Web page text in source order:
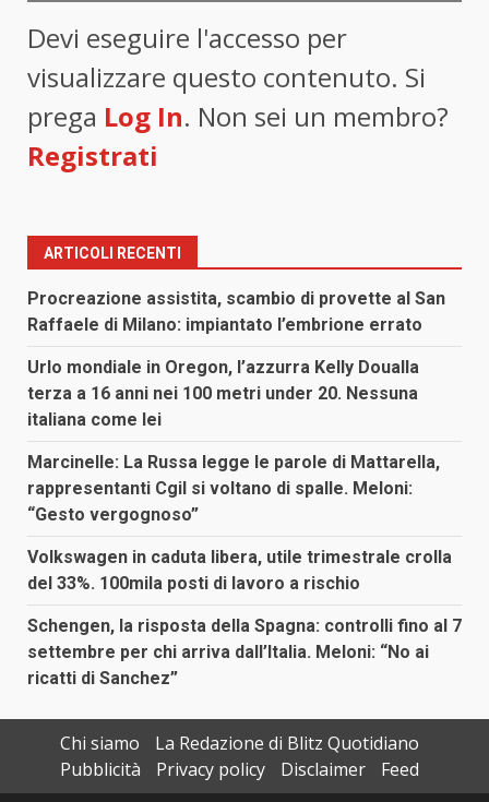
Devi eseguire l'accesso per
visualizzare questo contenuto. Si
prega Log In. Non sei un membro?
Registrati
ARTICOLI RECENTI
Procreazione assistita, scambio di provette al San
Raffaele di Milano: impiantato l’embrione errato
Urlo mondiale in Oregon, l’azzurra Kelly Doualla
terza a 16 anni nei 100 metri under 20. Nessuna
italiana come lei
Marcinelle: La Russa legge le parole di Mattarella,
rappresentanti Cgil si voltano di spalle. Meloni:
“Gesto vergognoso”
Volkswagen in caduta libera, utile trimestrale crolla
del 33%. 100mila posti di lavoro a rischio
Schengen, la risposta della Spagna: controlli fino al 7
settembre per chi arriva dall’Italia. Meloni: “No ai
ricatti di Sanchez”
Chi siamo
La Redazione di Blitz Quotidiano
Pubblicità
Privacy policy Disclaimer Feed